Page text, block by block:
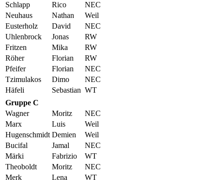
Schlapp
Rico
NEC
Neuhaus
Nathan
Weil
Eusterholz
David
NEC
Uhlenbrock
Jonas
RW
Fritzen
Mika
RW
Röher
Florian
RW
Pfeifer
Florian
NEC
Tzimulakos
Dimo
NEC
Häfeli
Sebastian WT
Gruppe C
Wagner
Moritz
NEC
Marx
Luis
Weil
Hugenschmidt Demien
Weil
Bucifal
Jamal
NEC
Märki
Fabrizio
WT
Theoboldt
Moritz
NEC
Merk
Lena
WT